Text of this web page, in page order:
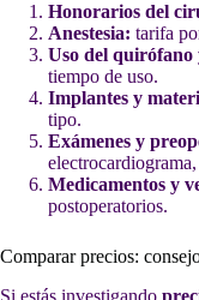
Honorarios del
Anestesia: tarifa
Uso del quirófano
tiempo de uso.
Implantes y
tipo.
Exámenes y
electrocardiograma,
Medicamentos y
postoperatorios.
Comparar precios:
Si estás investigando